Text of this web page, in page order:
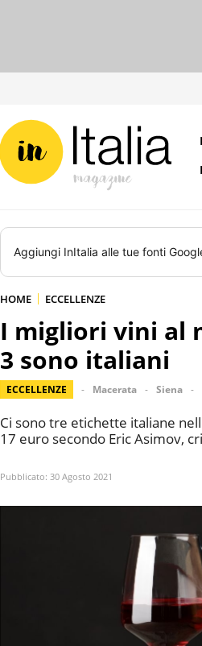
Aggiungi InItalia alle tue fonti
HOME ECCELLENZE
I migliori vini al
3 sono italiani
ECCELLENZE Macerata Siena
Ci sono tre etichette italiane
17 euro secondo Eric Asimov,
Pubblicato: 30 Agosto 2021